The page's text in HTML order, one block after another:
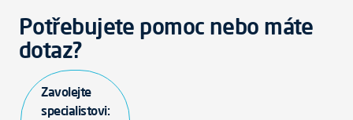
Potřebujete pomoc nebo máte
dotaz?
Zavolejte
specialistovi: